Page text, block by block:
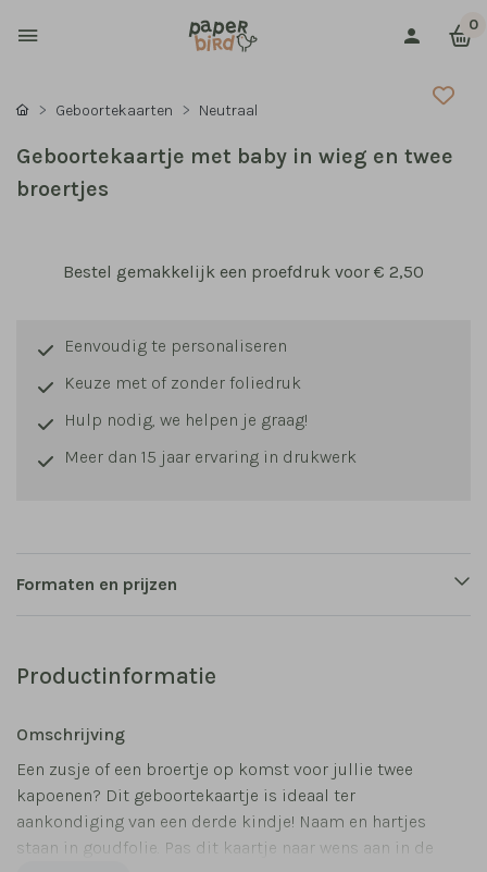
0
Geboortekaarten Neutraal
Geboortekaartje met baby in wieg en twee
broertjes
Bestel gemakkelijk een proefdruk voor € 2,50
Eenvoudig te personaliseren
Keuze met of zonder foliedruk
Hulp nodig, we helpen je graag!
Meer dan 15 jaar ervaring in drukwerk
Formaten en prijzen
Productinformatie
Omschrijving
Een zusje of een broertje op komst voor jullie twee
kapoenen? Dit geboortekaartje is ideaal ter
aankondiging van een derde kindje! Naam en hartjes
staan in goudfolie. Pas dit kaartje naar wens aan in de